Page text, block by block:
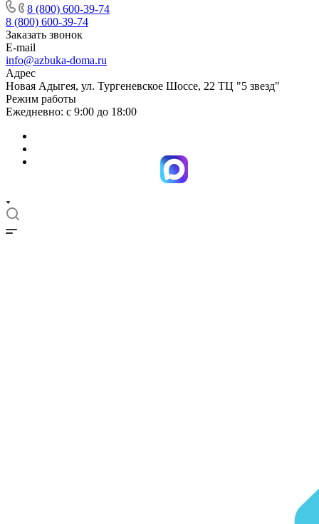
8 (800) 600-39-74
8 (800) 600-39-74
Заказать звонок
E-mail
info@azbuka-doma.ru
Адрес
Новая Адыгея, ул. Тургеневское Шоссе, 22 ТЦ "5 звезд"
Режим работы
Ежедневно: с 9:00 до 18:00